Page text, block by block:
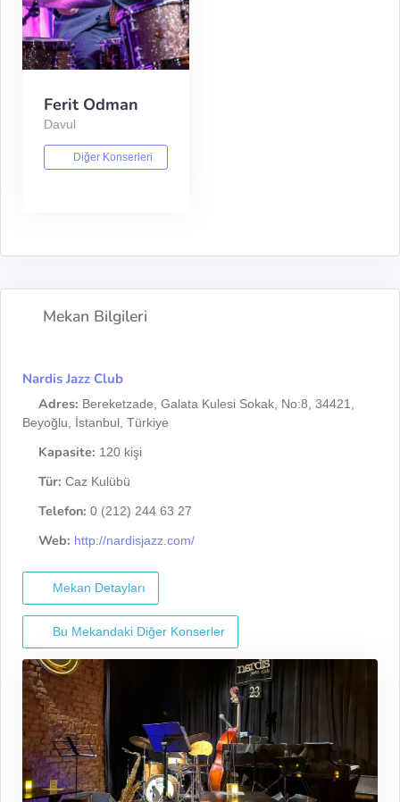
Ferit Odman
Davul
Diğer Konserleri
Mekan Bilgileri
Nardis Jazz Club
Adres: Bereketzade, Galata Kulesi Sokak, No:8, 34421,
Beyoğlu, İstanbul, Türkiye
Kapasite: 120 kişi
Tür: Caz Kulübü
Telefon: 0 (212) 244 63 27
Web: http://nardisjazz.com/
Mekan Detayları
Bu Mekandaki Diğer Konserler